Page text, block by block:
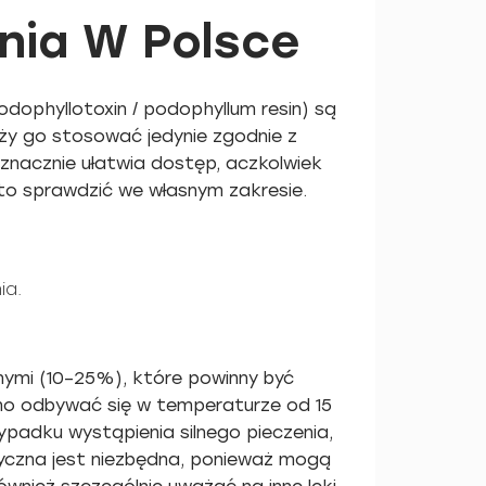
W Polsce
/ podophyllum resin) są
go stosować jedynie zgodnie z
ułatwia dostęp, aczkolwiek
sprawdzić we własnym zakresie.
(10–25%), które powinny być
odbywać się w temperaturze od 15
wystąpienia silnego pieczenia,
jest niezbędna, ponieważ mogą